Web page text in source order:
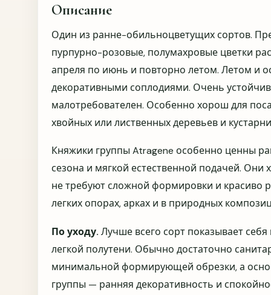
Описание
Один из ранне-обильноцветущих сортов.
пурпурно-розовые, полумахровые цветки
апреля по июнь и повторно летом. Летом и
декоративными соплодиями. Очень
малотребователен. Особенно хорош для
хвойных или лиственных деревьев и
Княжики группы Atragene особенно ценны
сезона и мягкой естественной подачей. Они
не требуют сложной формировки и красиво
легких опорах, арках и в природных
По уходу. Лучше всего сорт показывает
легкой полутени. Обычно достаточно
минимальной формирующей обрезки, а
группы — ранняя декоративность и